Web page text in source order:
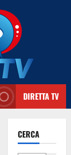
DIRETTA TV
CERCA